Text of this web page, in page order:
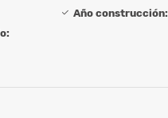
Año construcción: